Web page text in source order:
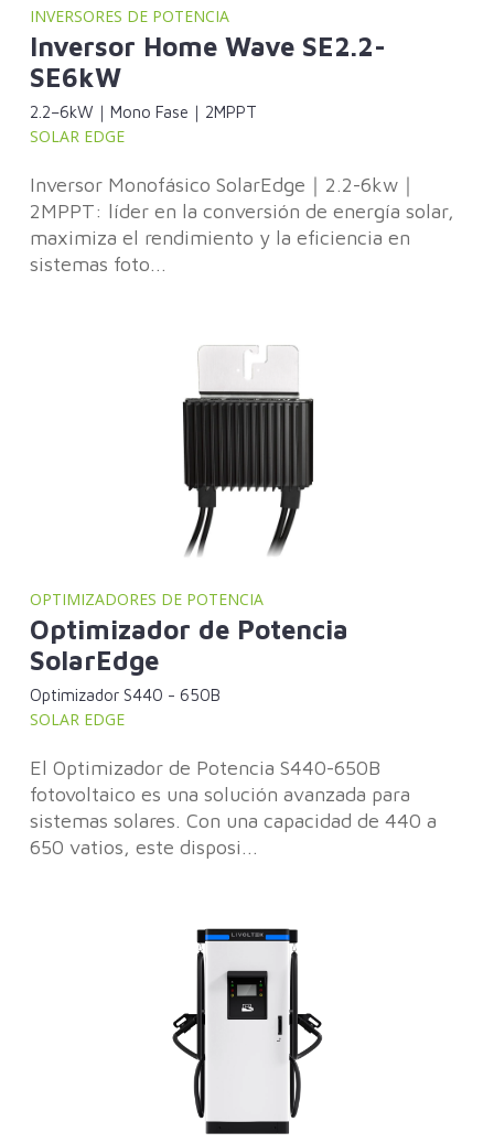
INVERSORES DE POTENCIA
Inversor Home Wave SE2.2-
SE6kW
2.2–6kW｜Mono Fase｜2MPPT
SOLAR EDGE
Inversor Monofásico SolarEdge｜2.2-6kw｜
2MPPT: líder en la conversión de energía solar,
maximiza el rendimiento y la eficiencia en
sistemas foto...
OPTIMIZADORES DE POTENCIA
Optimizador de Potencia
SolarEdge
Optimizador S440 - 650B
SOLAR EDGE
El Optimizador de Potencia S440-650B
fotovoltaico es una solución avanzada para
sistemas solares. Con una capacidad de 440 a
650 vatios, este disposi...